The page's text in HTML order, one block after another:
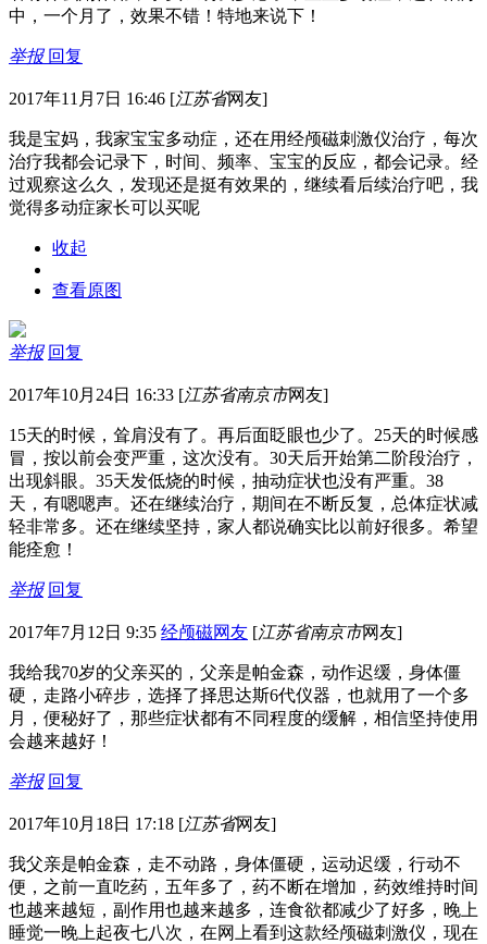
中，一个月了，效果不错！特地来说下！
举报 回复
2017年11月7日 16:46 [江苏省网友]
我是宝妈，我家宝宝多动症，还在用经颅磁刺激仪治疗，每次
治疗我都会记录下，时间、频率、宝宝的反应，都会记录。经
过观察这么久，发现还是挺有效果的，继续看后续治疗吧，我
觉得多动症家长可以买呢
收起
查看原图
举报 回复
2017年10月24日 16:33 [江苏省南京市网友]
15天的时候，耸肩没有了。再后面眨眼也少了。25天的时候感
冒，按以前会变严重，这次没有。30天后开始第二阶段治疗，
出现斜眼。35天发低烧的时候，抽动症状也没有严重。38
天，有嗯嗯声。还在继续治疗，期间在不断反复，总体症状减
轻非常多。还在继续坚持，家人都说确实比以前好很多。希望
能痊愈！
举报 回复
2017年7月12日 9:35 经颅磁网友 [江苏省南京市网友]
我给我70岁的父亲买的，父亲是帕金森，动作迟缓，身体僵
硬，走路小碎步，选择了择思达斯6代仪器，也就用了一个多
月，便秘好了，那些症状都有不同程度的缓解，相信坚持使用
会越来越好！
举报 回复
2017年10月18日 17:18 [江苏省网友]
我父亲是帕金森，走不动路，身体僵硬，运动迟缓，行动不
便，之前一直吃药，五年多了，药不断在增加，药效维持时间
也越来越短，副作用也越来越多，连食欲都减少了好多，晚上
睡觉一晚上起夜七八次，在网上看到这款经颅磁刺激仪，现在